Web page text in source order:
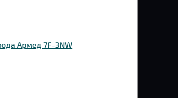
Армед 7F-3NW